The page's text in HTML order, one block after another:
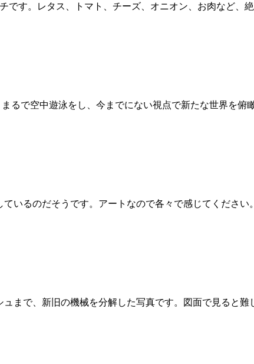
す。レタス、トマト、チーズ、オニオン、お肉など、
るで空中遊泳をし、今までにない視点で新たな世界を俯
いるのだそうです。アートなので各々で感じてください。
まで、新旧の機械を分解した写真です。図面で見ると難